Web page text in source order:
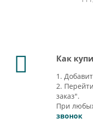
Как
1.
2.
заказ".
При
звонок